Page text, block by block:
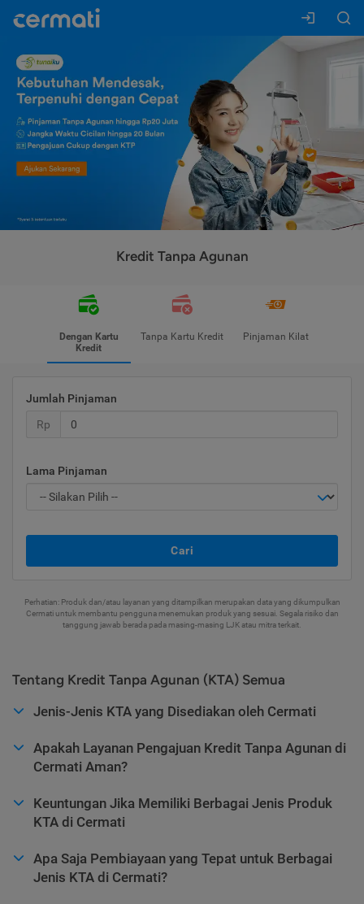
Kredit Tanpa Agunan
Dengan Kartu
Kredit
Tanpa Kartu Kredit Pinjaman Kilat
Jumlah Pinjaman
Rp
Lama Pinjaman
Cari
Perhatian: Produk dan/atau layanan yang ditampilkan merupakan data yang dikumpulkan
Cermati untuk membantu pengguna menemukan produk yang sesuai. Segala risiko dan
tanggung jawab berada pada masing-masing LJK atau mitra terkait.
Tentang Kredit Tanpa Agunan (KTA) Semua
Jenis-Jenis KTA yang Disediakan oleh Cermati
Apakah Layanan Pengajuan Kredit Tanpa Agunan di
Cermati Aman?
Keuntungan Jika Memiliki Berbagai Jenis Produk
KTA di Cermati
Apa Saja Pembiayaan yang Tepat untuk Berbagai
Jenis KTA di Cermati?